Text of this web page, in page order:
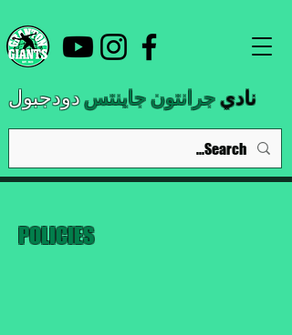
ناديجرانتون جاينتسدودجبول
POLICIES